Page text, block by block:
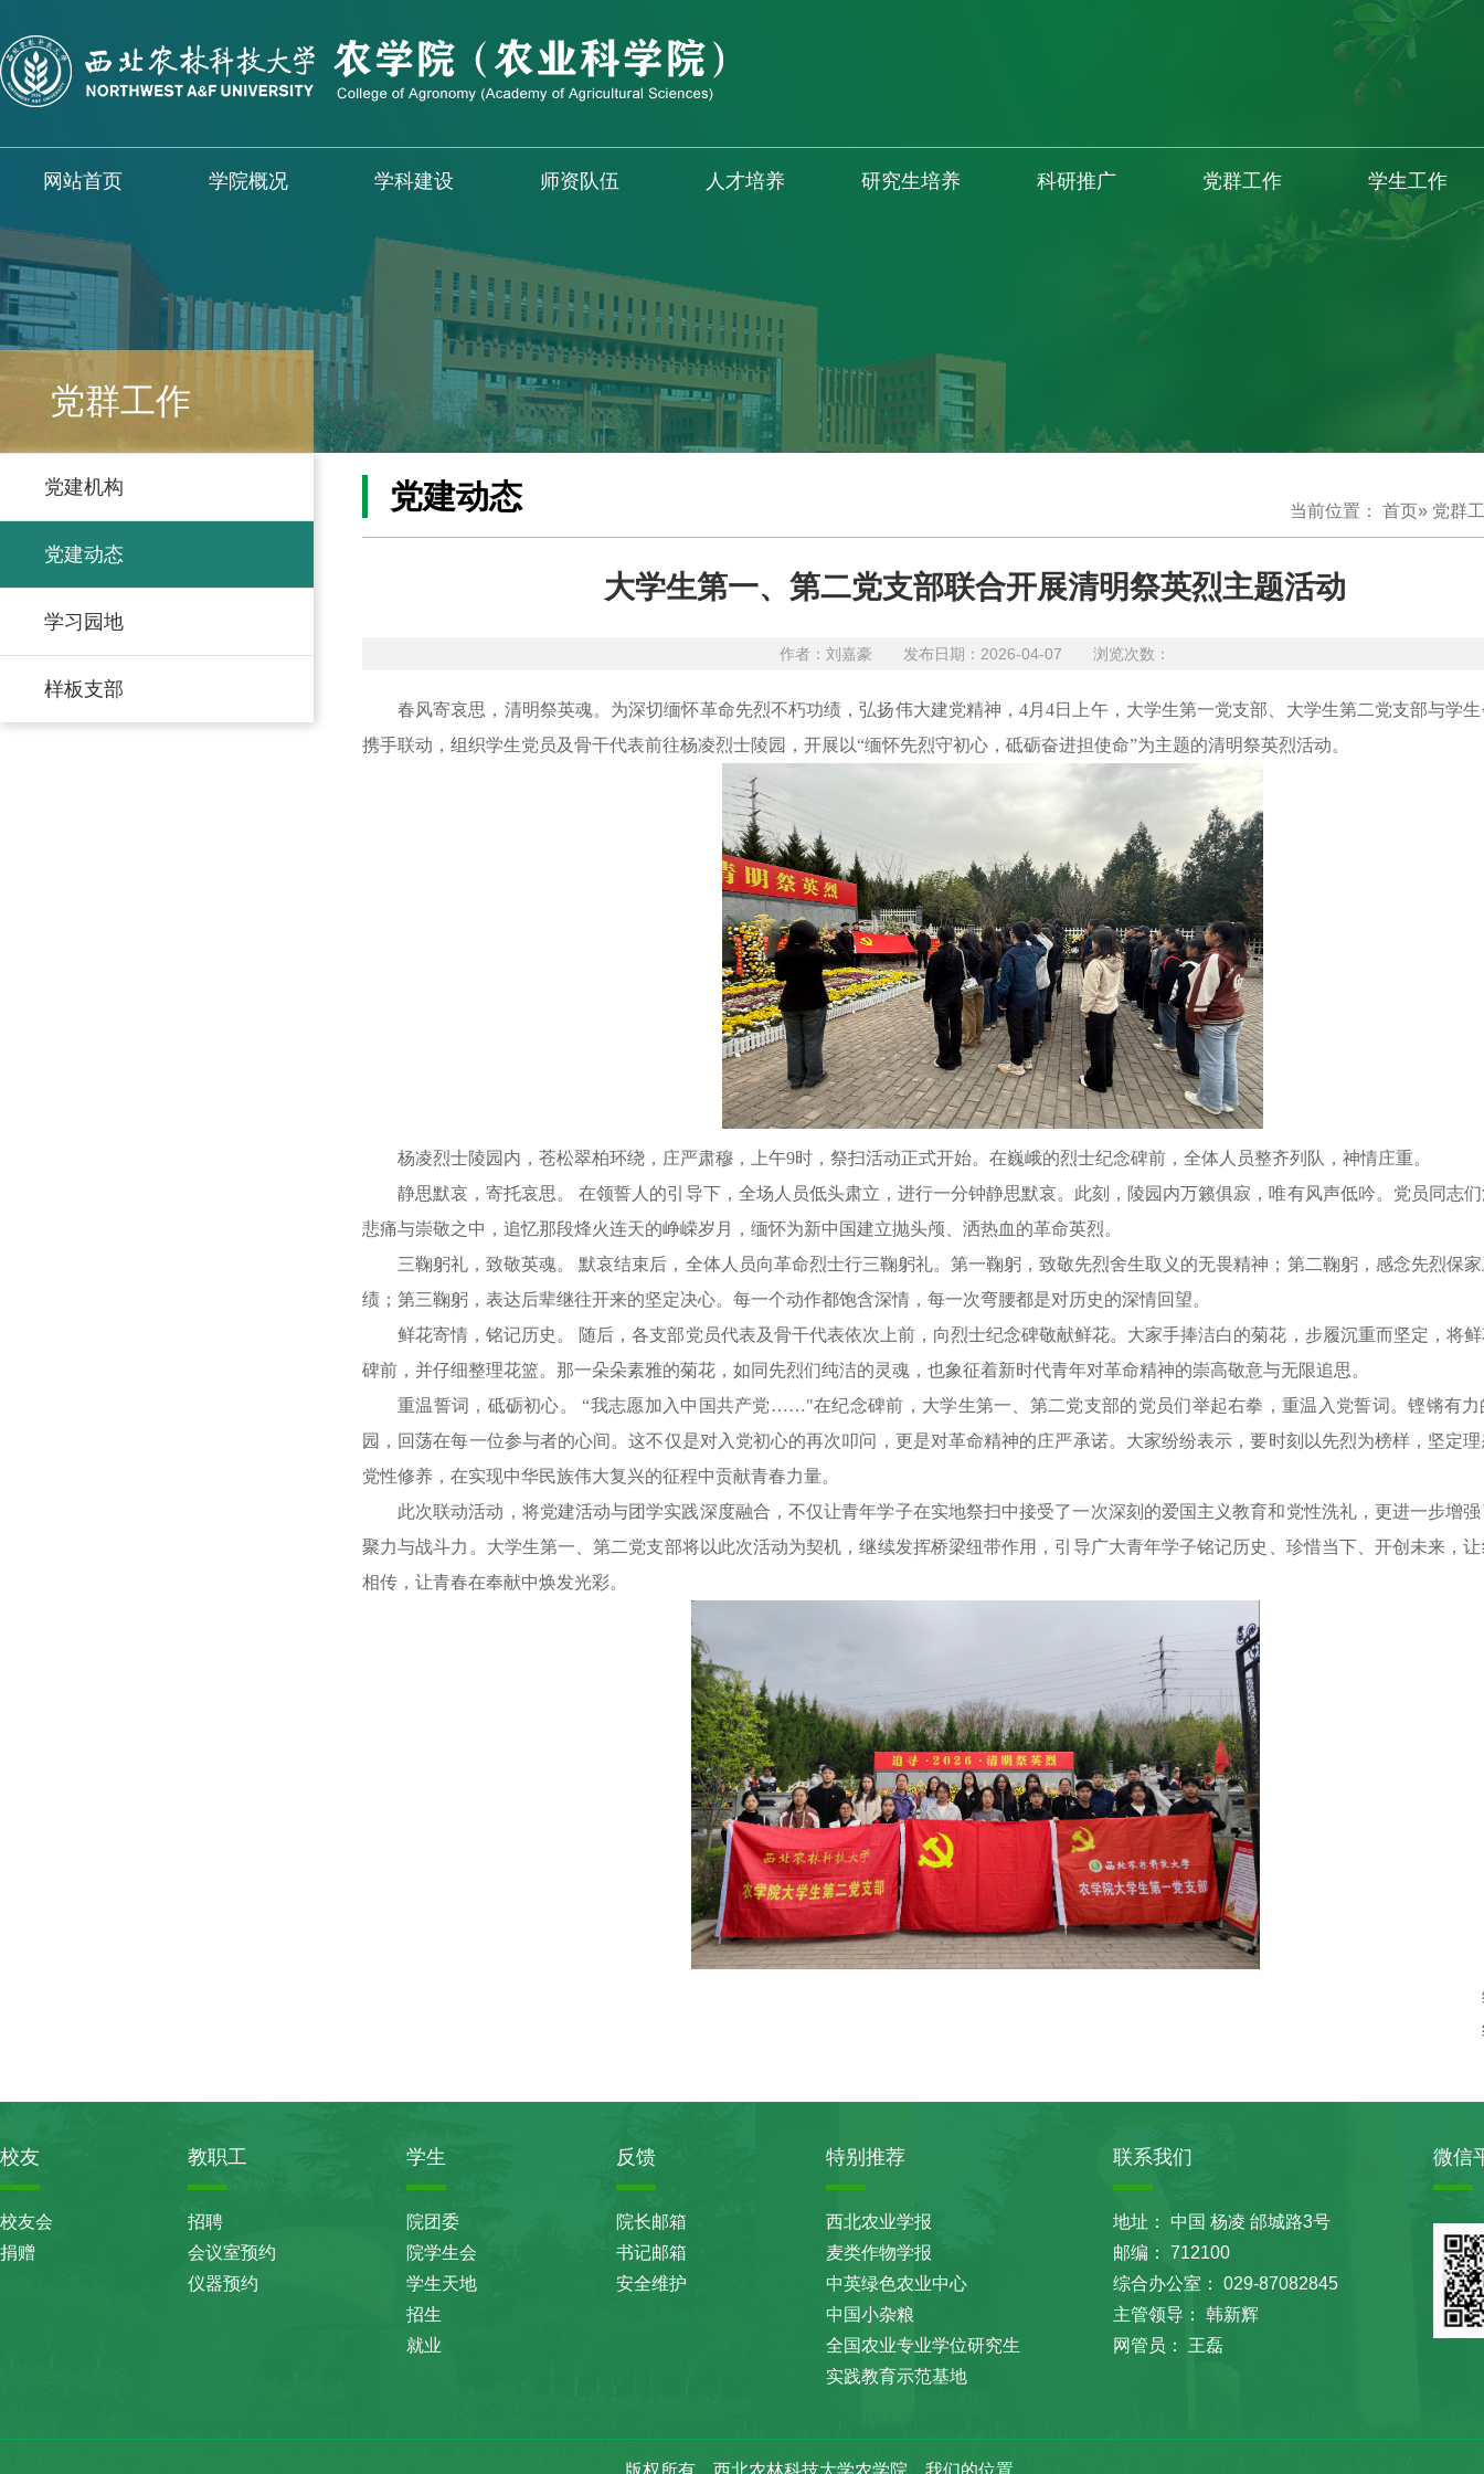
网站首页 学院概况 学科建设 师资队伍 人才培养 研究生培养 科研推广 党群工作 学生工作
党群工作
党建机构
党建动态
学习园地
样板支部
当前位置： 首页» 党群
党建动态
大学生第一、第二党支部联合开展清明祭英烈主题活动
作者：刘嘉豪 发布日期：2026-04-07 浏览次数：
春风寄哀思，清明祭英魂。为深切缅怀革命先烈不朽功绩，弘扬伟大建党精神，4月4日上午，大学生第一党支部、大学生第二党支部与学
携手联动，组织学生党员及骨干代表前往杨凌烈士陵园，开展以“缅怀先烈守初心，砥砺奋进担使命”为主题的清明祭英烈活动。
杨凌烈士陵园内，苍松翠柏环绕，庄严肃穆，上午9时，祭扫活动正式开始。在巍峨的烈士纪念碑前，全体人员整齐列队，神情庄重。
静思默哀，寄托哀思。 在领誓人的引导下，全场人员低头肃立，进行一分钟静思默哀。此刻，陵园内万籁俱寂，唯有风声低吟。党员同志
悲痛与崇敬之中，追忆那段烽火连天的峥嵘岁月，缅怀为新中国建立抛头颅、洒热血的革命英烈。
三鞠躬礼，致敬英魂。 默哀结束后，全体人员向革命烈士行三鞠躬礼。第一鞠躬，致敬先烈舍生取义的无畏精神；第二鞠躬，感念先烈保
绩；第三鞠躬，表达后辈继往开来的坚定决心。每一个动作都饱含深情，每一次弯腰都是对历史的深情回望。
鲜花寄情，铭记历史。 随后，各支部党员代表及骨干代表依次上前，向烈士纪念碑敬献鲜花。大家手捧洁白的菊花，步履沉重而坚定，将
碑前，并仔细整理花篮。那一朵朵素雅的菊花，如同先烈们纯洁的灵魂，也象征着新时代青年对革命精神的崇高敬意与无限追思。
重温誓词，砥砺初心。 “我志愿加入中国共产党……"在纪念碑前，大学生第一、第二党支部的党员们举起右拳，重温入党誓词。铿锵有力
园，回荡在每一位参与者的心间。这不仅是对入党初心的再次叩问，更是对革命精神的庄严承诺。大家纷纷表示，要时刻以先烈为榜样，坚定
党性修养，在实现中华民族伟大复兴的征程中贡献青春力量。
此次联动活动，将党建活动与团学实践深度融合，不仅让青年学子在实地祭扫中接受了一次深刻的爱国主义教育和党性洗礼，更进一步增
聚力与战斗力。大学生第一、第二党支部将以此次活动为契机，继续发挥桥梁纽带作用，引导广大青年学子铭记历史、珍惜当下、开创未来，
相传，让青春在奉献中焕发光彩。
校友
校友会
捐赠
教职工
招聘
会议室预约
仪器预约
学生
院团委
院学生会
学生天地
招生
就业
反馈
院长邮箱
书记邮箱
安全维护
特别推荐
西北农业学报
麦类作物学报
中英绿色农业中心
中国小杂粮
全国农业专业学位研究生
实践教育示范基地
联系我们
地址： 中国 杨凌 邰城路3号
邮编： 712100
综合办公室： 029-87082845
主管领导： 韩新辉
网管员： 王磊
微信
版权所有 西北农林科技大学农学院 我们的位置